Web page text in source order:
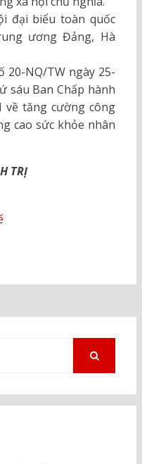
đại biểu toàn quốc
ương Đảng, Hà
20-NQ/TW ngày 25-
sáu Ban Chấp hành
tăng cường công
cao sức khỏe nhân
TRỊ